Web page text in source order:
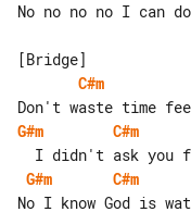
No no no no I can
C#m
G#m
C#m
G#m
C#m